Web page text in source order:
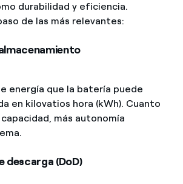
durabilidad y eficiencia.
de las más relevantes:
energía que la batería puede
en kilovatios hora (kWh). Cuanto
más autonomía
descarga (DoD)